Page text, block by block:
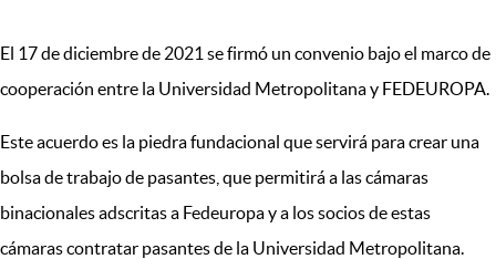
El 17 de diciembre de 2021 se firmó un convenio bajo el marco de
cooperación entre la Universidad Metropolitana y FEDEUROPA.
Este acuerdo es la piedra fundacional que servirá para crear una
bolsa de trabajo de pasantes, que permitirá a las cámaras
binacionales adscritas a Fedeuropa y a los socios de estas
cámaras contratar pasantes de la Universidad Metropolitana.